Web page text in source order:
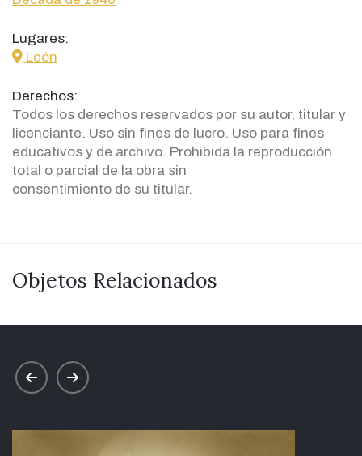
Lugares:
icon
León
Derechos:
Todos los derechos reservados por su autor, titular y
licenciante. Uso sin fines de lucro. Uso para fines
educativos y de archivo. Prohibida la reproducción
total o parcial de la obra sin
consentimiento de su titular.
Objetos Relacionados
prev next